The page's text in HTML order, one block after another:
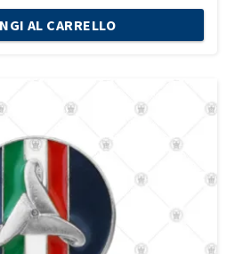
AL CARRELLO